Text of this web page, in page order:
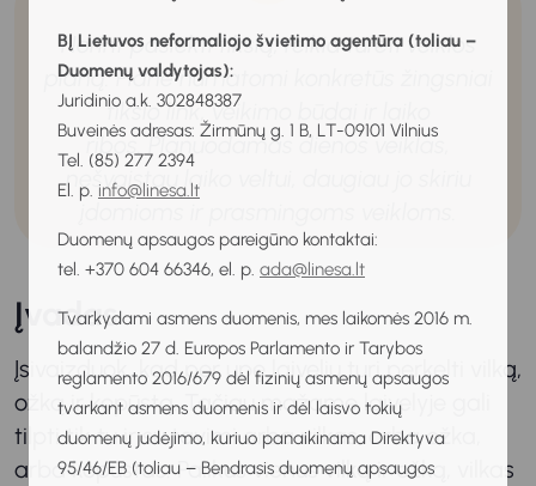
BĮ Lietuvos neformaliojo švietimo agentūra (toliau –
Duomenų valdytojas):
Juridinio a.k. 302848387
Buveinės adresas: Žirmūnų g. 1 B, LT-09101 Vilnius
Tel. (85) 277 2394
El. p. info@linesa.lt
Duomenų apsaugos pareigūno kontaktai:
tel. +370 604 66346, el. p. ada@linesa.lt
Tvarkydami asmens duomenis, mes laikomės 2016 m.
balandžio 27 d. Europos Parlamento ir Tarybos
reglamento 2016/679 dėl fizinių asmenų apsaugos
tvarkant asmens duomenis ir dėl laisvo tokių
duomenų judėjimo, kuriuo panaikinama Direktyva
95/46/EB (toliau – Bendrasis duomenų apsaugos
Norint pasiekti tikslą, reikia turėti veiklos
planą. Plane numatomi konkretūs žingsniai
tikslo link, veikimo būdai ir laiko
ribos. Planuodamas dienos veiklas,
nešvaistau laiko veltui, daugiau jo skiriu
Įvadas
Įsivaizduok, kad per upę laiveliu turi perkelti vilką,
ožką ir kopūstą. Tačiau mažame laivelyje gali
tilpti tik tu ir su tavimi arba vilkas, arba ožka,
arba kopūstas. Palikus vienus vilką ir ožką, vilkas